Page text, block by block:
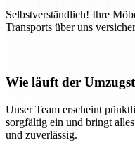
Selbstverständlich! Ihre
Transports über uns
Wie läuft der
Unser Team erscheint
sorgfältig ein und bringt
und zuverlässig.